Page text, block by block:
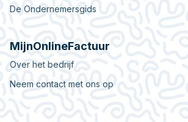
De Ondernemersgids
MijnOnlineFactuur
Over het bedrijf
Neem contact met ons op